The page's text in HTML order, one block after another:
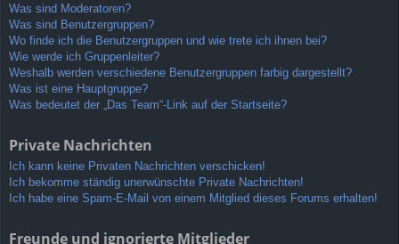
Was sind Moderatoren?
Was sind Benutzergruppen?
Wo finde ich die Benutzergruppen und wie trete ich ihnen bei?
Wie werde ich Gruppenleiter?
Weshalb werden verschiedene Benutzergruppen farbig dargestellt?
Was ist eine Hauptgruppe?
Was bedeutet der „Das Team“-Link auf der Startseite?
Private Nachrichten
Ich kann keine Privaten Nachrichten verschicken!
Ich bekomme ständig unerwünschte Private Nachrichten!
Ich habe eine Spam-E-Mail von einem Mitglied dieses Forums erhalten!
Freunde und ignorierte Mitglieder